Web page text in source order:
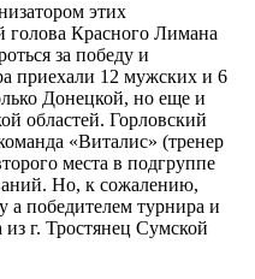
этих
голова Красного Лимана
за победу и
приехали 12 мужских и 6
Донецкой, но еще и
областей. Горловский
«Виталис» (тренер
места в подгруппе
Но, к сожалению,
а победителем турнира и
из г. Тростянец Сумской